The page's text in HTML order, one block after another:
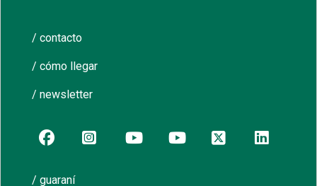
/ contacto
/ cómo llegar
/ newsletter
/ guaraní